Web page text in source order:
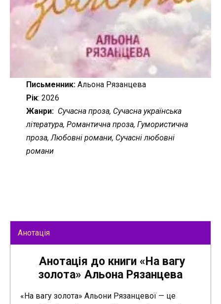
Письменник:Альона Рязанцева
Рік: 2026
Жанри: Сучасна проза, Сучасна українська
література, Романтична проза, Гумористична
проза, Любовні романи, Сучасні любовні
романи
Анотація
Анотація до книги «На вагу
золота» Альона Рязанцева
«На вагу золота» Альони Рязанцевої — це